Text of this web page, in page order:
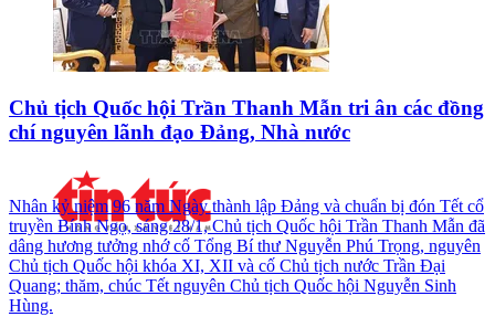
Chủ tịch Quốc hội Trần Thanh Mẫn tri ân các đồng
chí nguyên lãnh đạo Đảng, Nhà nước
Nhân kỷ niệm 96 năm Ngày thành lập Đảng và chuẩn bị đón Tết cổ
truyền Bính Ngọ, sáng 28/1, Chủ tịch Quốc hội Trần Thanh Mẫn đã
dâng hương tưởng nhớ cố Tổng Bí thư Nguyễn Phú Trọng, nguyên
Chủ tịch Quốc hội khóa XI, XII và cố Chủ tịch nước Trần Đại
Quang; thăm, chúc Tết nguyên Chủ tịch Quốc hội Nguyễn Sinh
Hùng.